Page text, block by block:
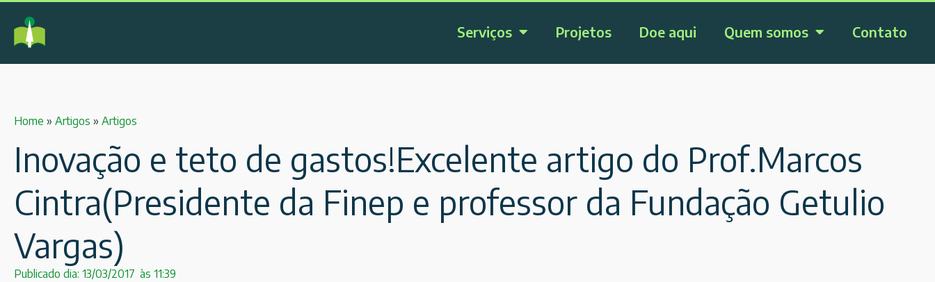
Serviços Projetos Doe aqui Quem somos Contato
Home » Artigos » Artigos
Inovação e teto de gastos!Excelente artigo do Prof.Marcos
Cintra(Presidente da Finep e professor da Fundação Getulio
Vargas)
Publicado dia: 13/03/2017 às 11:39